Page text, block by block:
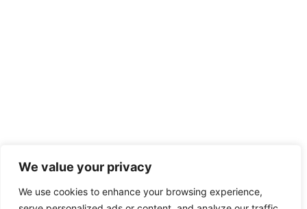
We value your privacy
We use cookies to enhance your browsing experience,